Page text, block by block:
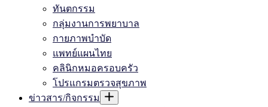
ทันตกรรม
กลุ่มงานการพยาบาล
กายภาพบำบัด
แพทย์แผนไทย
คลินิกหมอครอบครัว
โปรแกรมตรวจสุขภาพ
ข่าวสาร/กิจกรรม